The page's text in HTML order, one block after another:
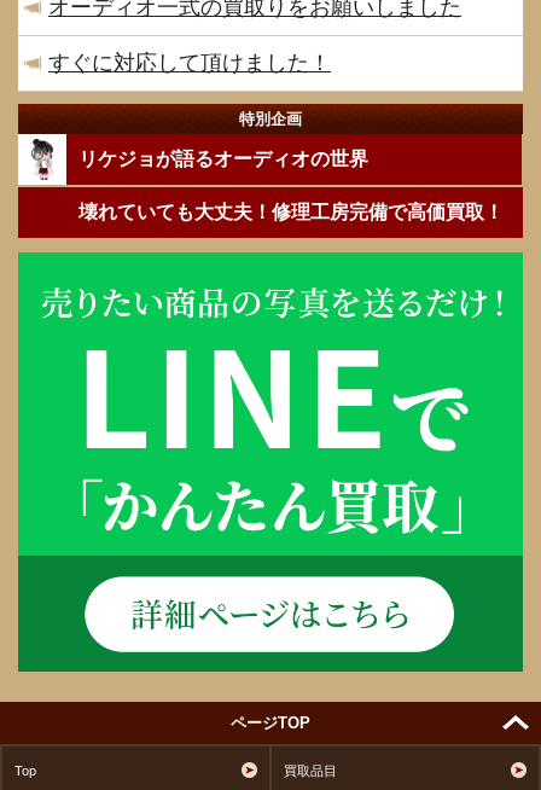
オーディオ一式の買取りをお願いしました
すぐに対応して頂けました！
特別企画
リケジョが語るオーディオの世界
壊れていても大丈夫！修理工房完備で高価買取！
ページTOP
Top 買取品目